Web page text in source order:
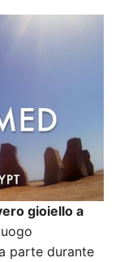
gioiello a
parte durante